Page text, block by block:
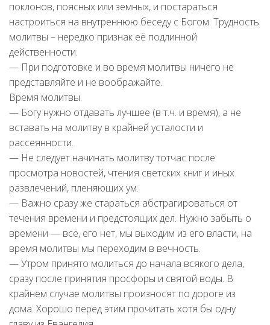
поклонов, поясных или земных, и постараться
настроиться на внутреннюю беседу с Богом. Трудность
молитвы – нередко признак её подлинной
действенности.
— При подготовке и во время молитвы ничего не
представляйте и не воображайте.
Время молитвы.
— Богу нужно отдавать лучшее (в т.ч. и время), а не
вставать на молитву в крайней усталости и
рассеянности.
— Не следует начинать молитву тотчас после
просмотра новостей, чтения светских книг и иных
развлечений, пленяющих ум.
— Важно сразу же стараться абстрагироваться от
течения времени и предстоящих дел. Нужно забыть о
времени — всё, его нет, мы выходим из его власти, на
время молитвы мы переходим в вечность.
— Утром принято молиться до начала всякого дела,
сразу после принятия просфоры и святой воды. В
крайнем случае молитвы произносят по дороге из
дома. Хорошо перед этим прочитать хотя бы одну